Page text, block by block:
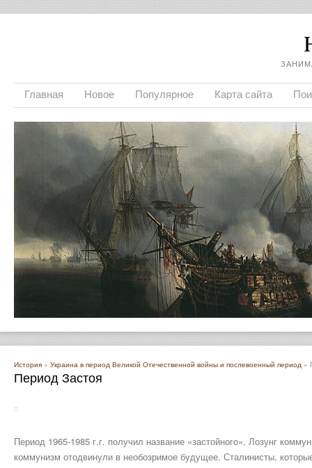
Главная Новое Популярное Карта сайта
История » Украина в период Великой Отечественной войны и послевоенный период »
Период Застоя
Период 1965-1985 г.г. получил название «застойного». Лозунг
коммунизм отодвинули в необозримое будущее. Сталинисты,